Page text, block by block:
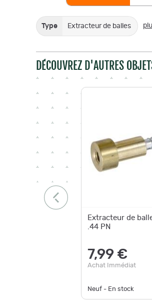
Type Extracteur de balles
DÉCOUVREZ D'AUTRES
Extracteur de
.44 PN
7,99 €
Achat Immédiat
Neuf - En stock